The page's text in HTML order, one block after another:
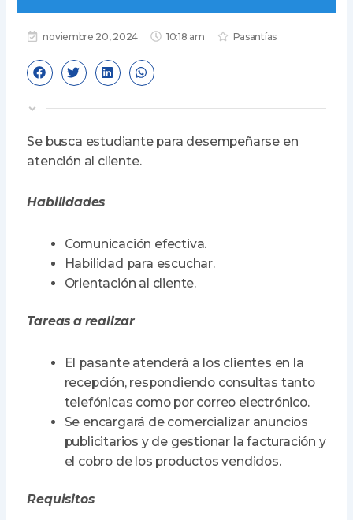
noviembre 20, 2024 10:18 am Pasantías
Se busca estudiante para desempeñarse en
atención al cliente.
Habilidades
Comunicación efectiva.
Habilidad para escuchar.
Orientación al cliente.
Tareas a realizar
El pasante atenderá a los clientes en la
recepción, respondiendo consultas tanto
telefónicas como por correo electrónico.
Se encargará de comercializar anuncios
publicitarios y de gestionar la facturación y
el cobro de los productos vendidos.
Requisitos